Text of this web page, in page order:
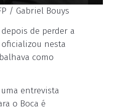
/ Gabriel Bouys
de perder a
nesta
como
entrevista
o Boca é